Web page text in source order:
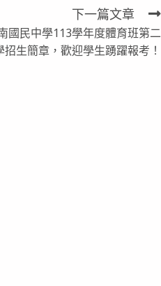
下一篇文章
國民中學113學年度體育班第二
生簡章，歡迎學生踴躍報考！